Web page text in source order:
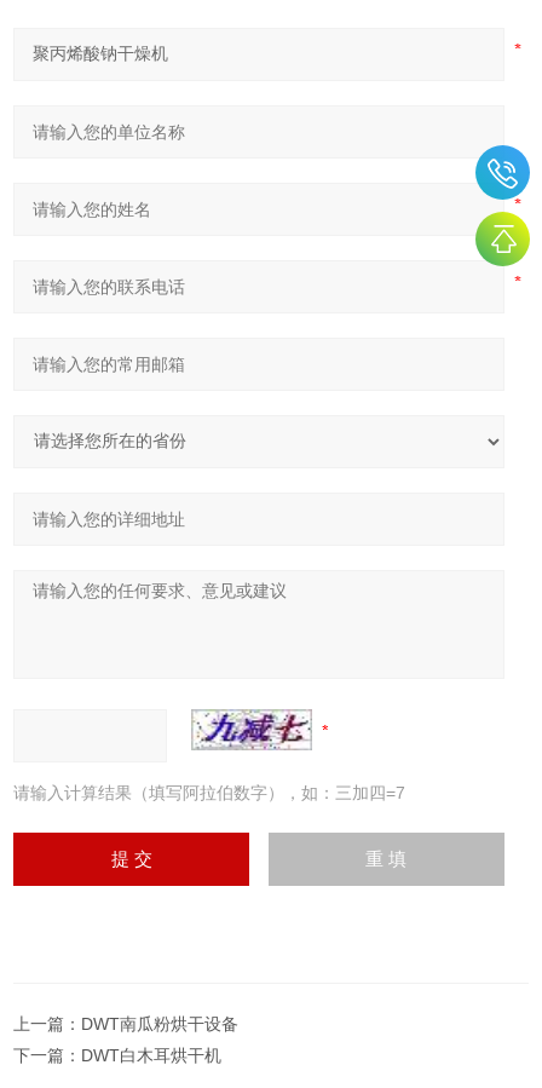
请输入计算结果（填写阿拉伯数字），如：三加四=7
上一篇： DWT南瓜粉烘干设备
下一篇： DWT白木耳烘干机